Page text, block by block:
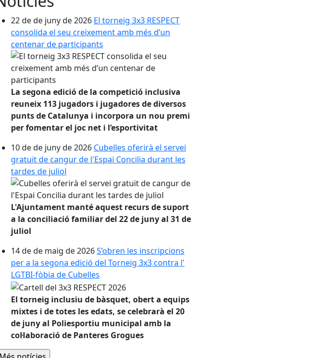
22 de de juny de 2026 El torneig 3x3 RESPECT
consolida el seu creixement amb més d’un
centenar de participants
La segona edició de la competició inclusiva
reuneix 113 jugadors i jugadores de diversos
punts de Catalunya i incorpora un nou premi
per fomentar el joc net i l’esportivitat
10 de de juny de 2026 Cubelles oferirà el servei
gratuït de cangur de l'Espai Concilia durant les
tardes de juliol
L'Ajuntament manté aquest recurs de suport
a la conciliació familiar del 22 de juny al 31 de
juliol
14 de de maig de 2026S’obren les inscripcions
per a la segona edició del Torneig 3x3 contra l'
LGTBI-fòbia de Cubelles
El torneig inclusiu de bàsquet, obert a equips
mixtes i de totes les edats, se celebrarà el 20
de juny al Poliesportiu municipal amb la
col·laboració de Panteres Grogues